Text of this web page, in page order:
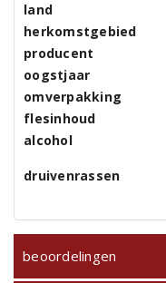
land
herkomstgebied
producent
oogstjaar
omverpakking
flesinhoud
alcohol
druivenrassen
beoordelingen